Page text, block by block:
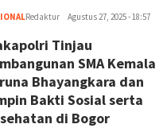
Redaktur
Agustus 27, 2025 - 18:57
Tinjau
SMA Kemala
Bhayangkara dan
Bakti Sosial serta
di Bogor